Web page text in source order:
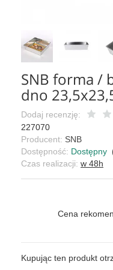
SNB forma /
dno
Dodaj recenzję:
227070
Producent: SNB
Dostępność: Dostępny
Czas realizacji: w 48h
Cena
Kupując ten produkt